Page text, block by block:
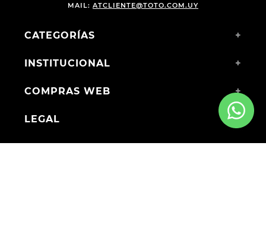
MAIL: ATCLIENTE@TOTO.COM.UY
CATEGORÍAS +
INSTITUCIONAL +
COMPRAS WEB +
LEGAL +